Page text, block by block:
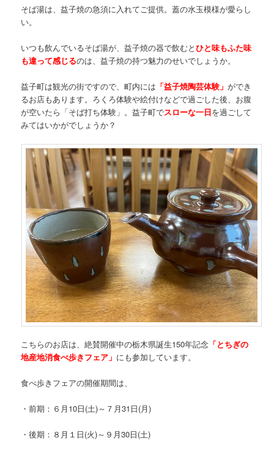
そば湯は、益子焼の急須に入れてご提供。蓋の水玉模様が愛らし
い。
いつも飲んでいるそば湯が、益子焼の器で飲むとひと味もふた味
も違って感じるのは、益子焼の持つ魅力のせいでしょうか。
益子町は観光の街ですので、町内には 「益子焼陶芸体験」ができ
るお店もあります。ろくろ体験や絵付けなどで過ごした後、お腹
が空いたら「そば打ち体験」。益子町でスローな一日を過ごして
みてはいかがでしょうか？
こちらのお店は、絶賛開催中の栃木県誕生150年記念 「とちぎの
地産地消食べ歩きフェア」 にも参加しています。
食べ歩きフェアの開催期間は、
・前期：６月10日(土)～７月31日(月)
・後期：８月１日(火)～９月30日(土)